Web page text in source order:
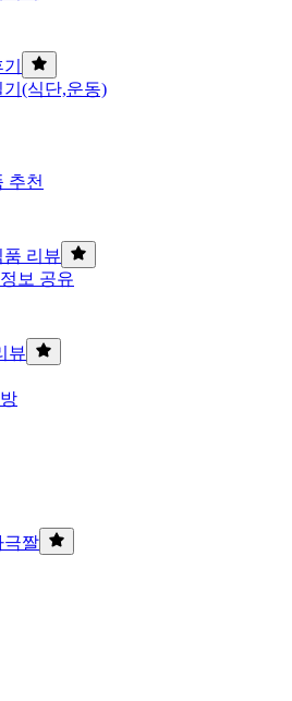
(식단,운동)
추천
리뷰
보 공유
뷰
극짤